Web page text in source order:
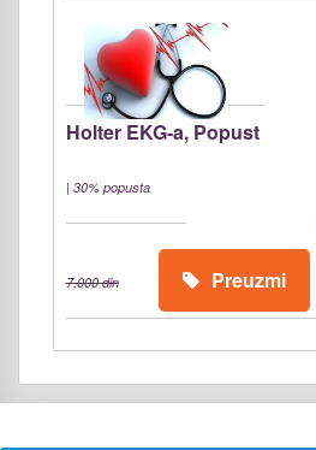
Holter EKG-a, Popust
| 30% popusta
7.000 din Preuzmi